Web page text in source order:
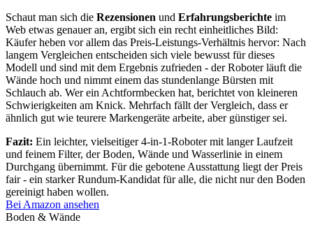
Schaut man sich die Rezensionen und Erfahrungsberichte im
Web etwas genauer an, ergibt sich ein recht einheitliches Bild:
Käufer heben vor allem das Preis-Leistungs-Verhältnis hervor: Nach
langem Vergleichen entscheiden sich viele bewusst für dieses
Modell und sind mit dem Ergebnis zufrieden - der Roboter läuft die
Wände hoch und nimmt einem das stundenlange Bürsten mit
Schlauch ab. Wer ein Achtformbecken hat, berichtet von kleineren
Schwierigkeiten am Knick. Mehrfach fällt der Vergleich, dass er
ähnlich gut wie teurere Markengeräte arbeite, aber günstiger sei.
Fazit: Ein leichter, vielseitiger 4-in-1-Roboter mit langer Laufzeit
und feinem Filter, der Boden, Wände und Wasserlinie in einem
Durchgang übernimmt. Für die gebotene Ausstattung liegt der Preis
fair - ein starker Rundum-Kandidat für alle, die nicht nur den Boden
gereinigt haben wollen.
Bei Amazon ansehen
Boden & Wände